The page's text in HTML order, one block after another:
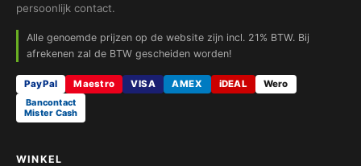
persoonlijk contact.
Alle genoemde prijzen op de website zijn incl. 21% BTW. Bij
afrekenen zal de BTW gescheiden worden!
PayPal Maestro VISA AMEX iDEAL
Wero
Bancontact
Mister Cash
WINKEL